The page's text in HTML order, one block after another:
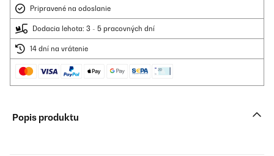
Pripravené na odoslanie
Dodacia lehota: 3 - 5 pracovných dní
14 dní na vrátenie
Popis produktu